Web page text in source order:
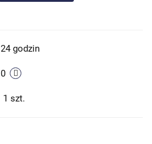
24 godzin
0
1 szt.